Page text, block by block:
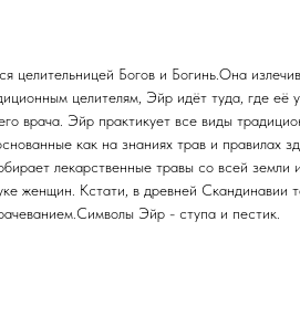
целительницей Богов и Богинь.Она
целителям, Эйр идёт туда, где её
врача. Эйр практикует все виды
как на знаниях трав и правилах
лекарственные травы со всей земли
женщин. Кстати, в древней Скандинавии
Эйр - ступа и пестик.